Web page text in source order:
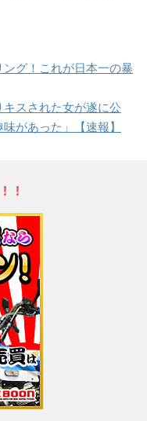
ング！これが日本一の暴
キスされた女が遂に公
があった」【速報】
！